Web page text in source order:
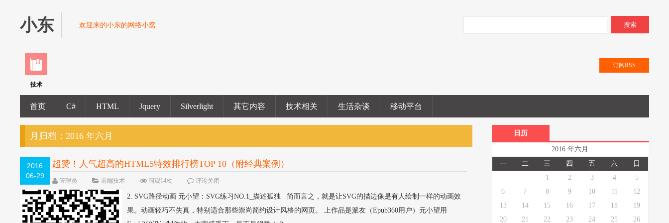
小东 欢迎来的小东的网络小窝 搜索
订阅RSS
技术
首页 C# HTML Jquery Silverlight 其它内容 技术相关 生活杂谈 移动平台
月归档：2016 年六月
2016
06-29
超赞！人气超高的HTML5特效排行榜TOP 10（附经典案例）
管理员 前端技术 围观14次 评论关闭
2. SVG路径动画 元小望：SVG练习NO.1_描述孤独 简而言之，就是让SVG的描边像是有人绘制一样的动画效
果。动画轻巧不失真，特别适合那些崇尚简约设计风格的网页。 上作品是派友（Epub360用户）元小望用
日历
2016 年六月
一
二 三 四 五 六 日
1 2 3 4
5
6
7 8 9 10 11
12
13
14 15 16 17 18
19
20
21 22 23 24 25
26